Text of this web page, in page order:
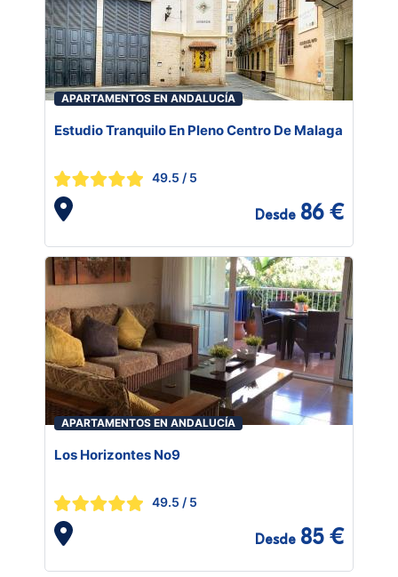
APARTAMENTOS EN ANDALUCÍA
Estudio Tranquilo En Pleno Centro De Malaga
49.5 / 5
Desde 86 €
APARTAMENTOS EN ANDALUCÍA
Los Horizontes No9
49.5 / 5
Desde 85 €